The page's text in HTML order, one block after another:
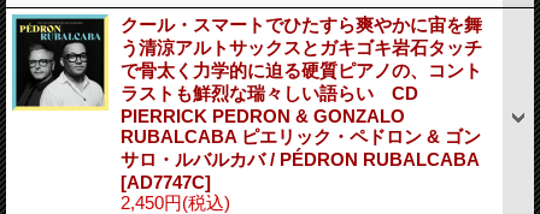
クール・スマートでひたすら爽やかに宙を舞
う清涼アルトサックスとガキゴキ岩石タッチ
で骨太く力学的に迫る硬質ピアノの、コント
ラストも鮮烈な瑞々しい語らい CD
PIERRICK PEDRON & GONZALO
RUBALCABA ピエリック・ペドロン & ゴン
サロ・ルバルカバ / PÉDRON RUBALCABA
[AD7747C]
2,450円(税込)